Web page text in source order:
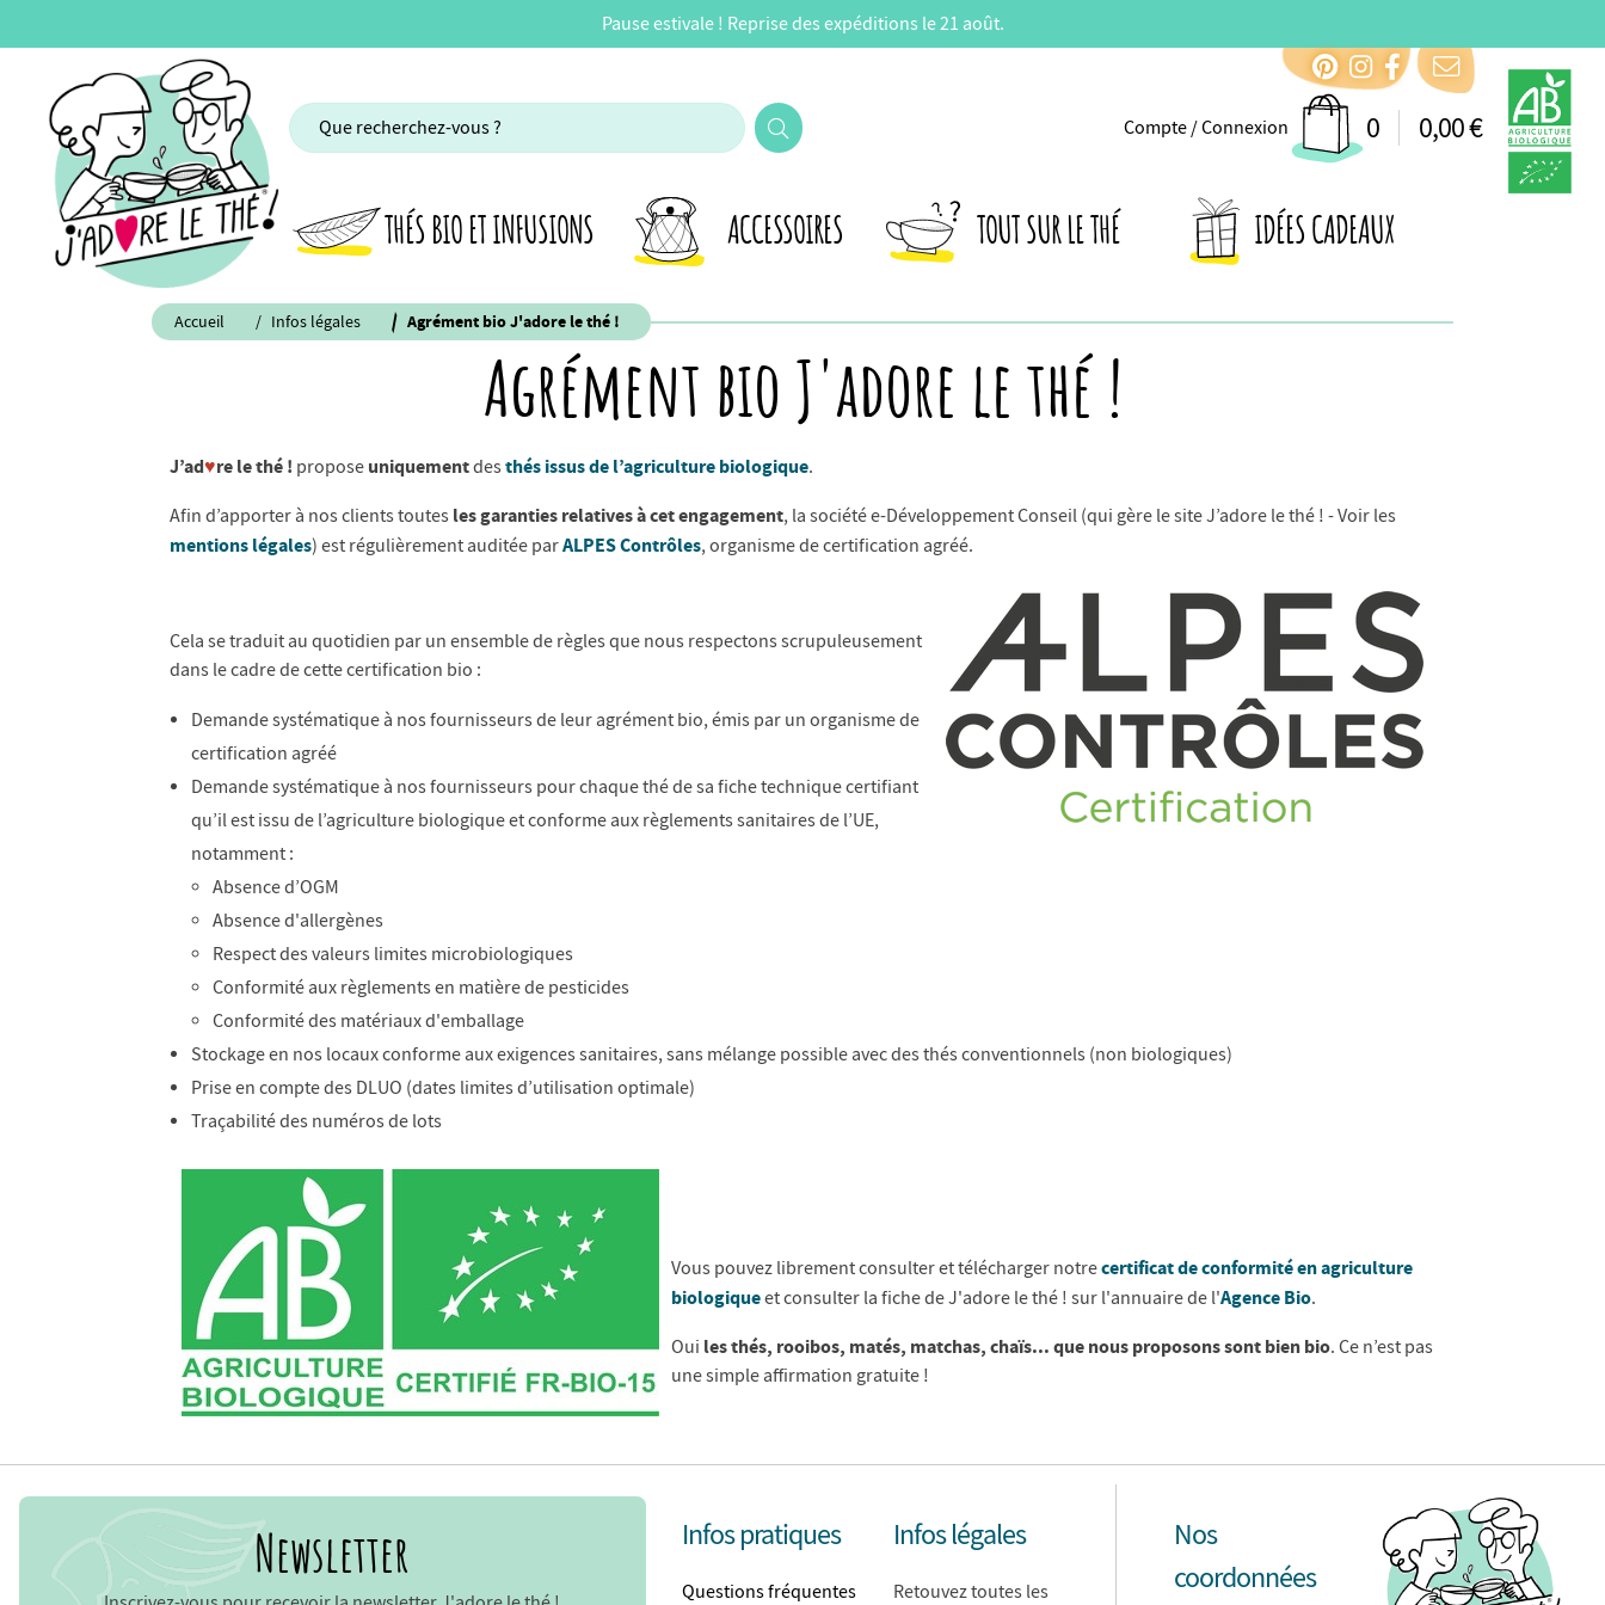
Pause estivale ! Reprise des expéditions le 21 août.
Compte / Connexion 0 0,00 €
THÉS BIO ET INFUSIONS ACCESSOIRES TOUT SUR LE THÉ IDÉES CADEAUX
Accueil Infos légales Agrément bio J'adore le thé !
Agrément bio J'adore le thé !
J’ad♥re le thé ! propose uniquementdesthés issus de l’agriculture biologique.
Afin d’apporter à nos clients toutes les garanties relatives à cet engagement, la société e-Développement Conseil (qui gère le site J’adore le thé ! - Voir les
mentions légales) est régulièrement auditée parALPES Contrôles, organisme de certification agréé.
Cela se traduit au quotidien par un ensemble de règles que nous respectons scrupuleusement
dans le cadre de cette certification bio :
Demande systématique à nos fournisseurs de leur agrément bio, émis par un organisme de
certification agréé
Demande systématique à nos fournisseurs pour chaque thé de sa fiche technique certifiant
qu’il est issu de l’agriculture biologique et conforme aux règlements sanitaires de l’UE,
notamment :
Absence d’OGM
Absence d'allergènes
Respect des valeurs limites microbiologiques
Conformité aux règlements en matière de pesticides
Conformité des matériaux d'emballage
Stockage en nos locaux conforme aux exigences sanitaires, sans mélange possible avec des thés conventionnels (non biologiques)
Prise en compte des DLUO (dates limites d’utilisation optimale)
Traçabilité des numéros de lots
Vous pouvez librement consulter et télécharger notrecertificat de conformité en agriculture
biologiqueet consulter la fiche de J'adore le thé ! sur l'annuaire de l'Agence Bio.
Oui les thés, rooibos, matés, matchas, chaïs... que nous proposons sont bien bio. Ce n’est pas
une simple affirmation gratuite !
Newsletter Infos pratiques
Questions fréquentes
Infos légales
Retouvez toutes les
Nos
coordonnées